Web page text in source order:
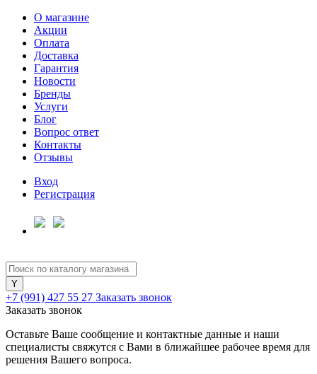
О магазине
Акции
Оплата
Доставка
Гарантия
Новости
Бренды
Услуги
Блог
Вопрос ответ
Контакты
Отзывы
Вход
Регистрация
+7 (991) 427 55 27 Заказать звонок
Заказать звонок
Оставьте Ваше сообщение и контактные данные и наши
специалисты свяжутся с Вами в ближайшее рабочее время для
решения Вашего вопроса.
Для клиентов всех банков
Разбейте
оплатуна части
без переплат
График платежей
Сегодня
25%
Добавляйте товары
в корзину